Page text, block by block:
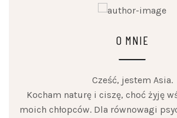
O MNIE
Cześć, jestem Asia.
Kocham naturę i ciszę, choć żyję
moich chłopców. Dla równowagi